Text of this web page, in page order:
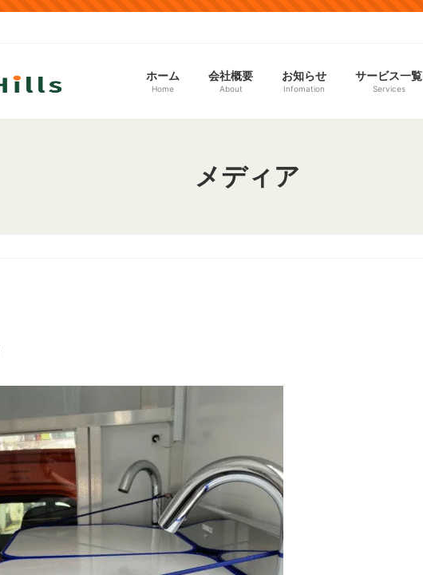
ホーム
Home
会社概要
About
お知らせ
Infomation
サービス一覧
Services
メディア